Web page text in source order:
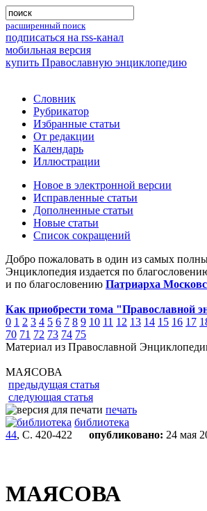
расширенный поиск
подписаться на rss-канал
мобильная версия
купить Православную энциклопедию
Словник
Рубрикатор
Избранные статьи
От редакции
Календарь
Иллюстрации
Новое в электронной версии
Исправленные статьи
Дополненные статьи
Новые статьи
Список сокращений
Добро пожаловать в один из самых
Энциклопедия издается по
и по благословению Патриарха
Как приобрести тома "Православной
0 1 2 3 4 5 6 7 8 9 10 11 12 13 14 15 16 17
70 71 72 73 74 75
Материал из Православной
МАЯСОВА
предыдущая статья
следующая статья
печать
библиотека
44, С. 420-422 опубликовано: 24 мая
МАЯСОВА